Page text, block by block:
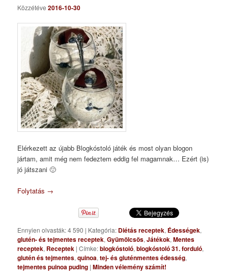
Közzétéve2016-10-30
Elérkezett az újabb Blogkóstoló játék és most olyan blogon
jártam, amit még nem fedeztem eddig fel magamnak… Ezért (is)
jó játszani 🙂
Folytatás →
Ennyien olvasták: 4 590 | Kategória: Diétás receptek, Édességek,
glutén- és tejmentes receptek,Gyümölcsös,Játékok,Mentes
receptek, Receptek |Címke:blogkóstoló,blogkóstoló 31. forduló,
glutén és tejmentes,quinoa,tej- és gluténmentes édesség,
tejmentes puinoa puding |Minden vélemény számít!